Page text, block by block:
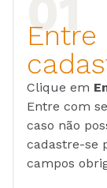
Entre
Clique em
Entre com
caso não
cadastre-se
campos